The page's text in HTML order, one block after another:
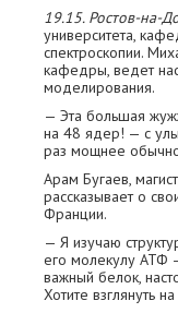
19.15. Ростов-на-
университета,
спектроскопии.
кафедры, ведет
моделирования.
— Эта большая
на 48 ядер! — с
раз мощнее
Арам Бугаев,
рассказывает о
Франции.
— Я изучаю
его молекулу АТФ
важный б­елок,
Хотите взглянуть